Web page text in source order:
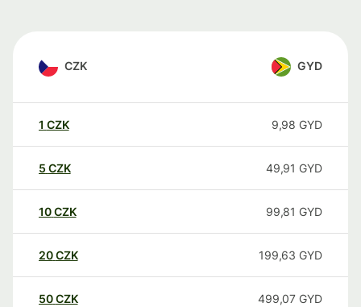
CZK GYD
1 CZK 9,98 GYD
5 CZK 49,91 GYD
10CZK 99,81 GYD
20CZK 199,63 GYD
50CZK 499,07 GYD